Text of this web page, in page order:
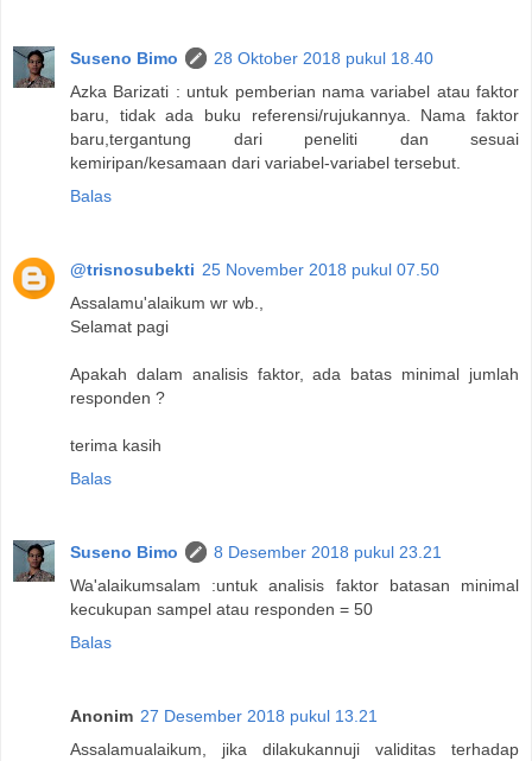
Suseno Bimo
28 Oktober 2018 pukul 18.40
Azka Barizati : untuk pemberian nama variabel atau faktor
baru, tidak ada buku referensi/rujukannya. Nama faktor
baru,tergantung dari peneliti dan sesuai
kemiripan/kesamaan dari variabel-variabel tersebut.
Balas
@trisnosubekti 25 November 2018 pukul 07.50
Assalamu'alaikum wr wb.,
Selamat pagi
Apakah dalam analisis faktor, ada batas minimal jumlah
responden ?
terima kasih
Balas
Suseno Bimo
8 Desember 2018 pukul 23.21
Wa'alaikumsalam :untuk analisis faktor batasan minimal
kecukupan sampel atau responden = 50
Balas
Anonim 27 Desember 2018 pukul 13.21
Assalamualaikum, jika dilakukannuji validitas terhadap